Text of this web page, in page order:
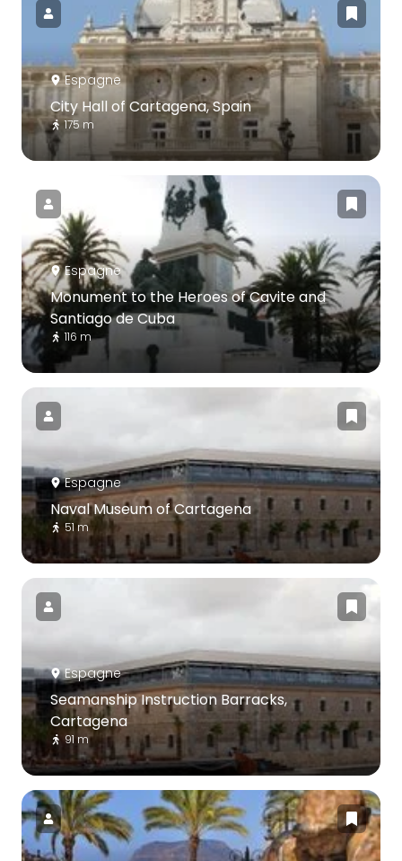
Espagne
City Hall of Cartagena, Spain
175 m
Espagne
Monument to the Heroes of Cavite and
Santiago de Cuba
116 m
Espagne
Naval Museum of Cartagena
51 m
Espagne
Seamanship Instruction Barracks,
Cartagena
91 m